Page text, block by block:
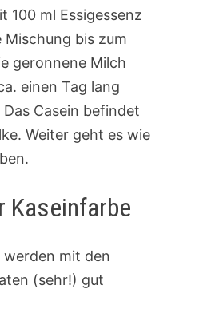
100 ml Essigessenz
bis zum
geronnene Milch
einen Tag lang
Casein befindet
Weiter geht es wie
Kaseinfarbe
werden mit den
(sehr!) gut